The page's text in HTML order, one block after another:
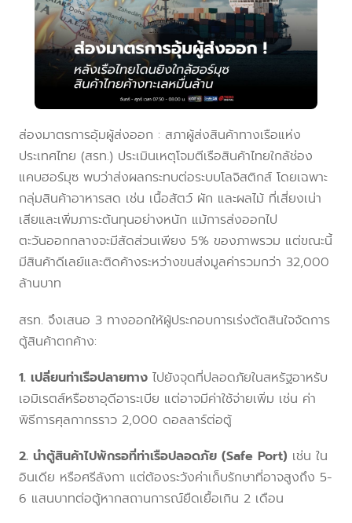
ส่องมาตรการอุ้มผู้ส่งออก : สภาผู้ส่งสินค้าทางเรือแห่ง
ประเทศไทย (สรท.) ประเมินเหตุโจมตีเรือสินค้าไทยใกล้ช่อง
แคบฮอร์มุซ พบว่าส่งผลกระทบต่อระบบโลจิสติกส์ โดยเฉพาะ
กลุ่มสินค้าอาหารสด เช่น เนื้อสัตว์ ผัก และผลไม้ ที่เสี่ยงเน่า
เสียและเพิ่มภาระต้นทุนอย่างหนัก แม้การส่งออกไป
ตะวันออกกลางจะมีสัดส่วนเพียง 5% ของภาพรวม แต่ขณะนี้
มีสินค้าดีเลย์และติดค้างระหว่างขนส่งมูลค่ารวมกว่า 32,000
ล้านบาท
สรท. จึงเสนอ 3 ทางออกให้ผู้ประกอบการเร่งตัดสินใจจัดการ
ตู้สินค้าตกค้าง:
1. เปลี่ยนท่าเรือปลายทาง ไปยังจุดที่ปลอดภัยในสหรัฐอาหรับ
เอมิเรตส์หรือซาอุดีอาระเบีย แต่อาจมีค่าใช้จ่ายเพิ่ม เช่น ค่า
พิธีการศุลกากรราว 2,000 ดอลลาร์ต่อตู้
2. นำตู้สินค้าไปพักรอที่ท่าเรือปลอดภัย (Safe Port) เช่น ใน
อินเดีย หรือศรีลังกา แต่ต้องระวังค่าเก็บรักษาที่อาจสูงถึง 5-
6 แสนบาทต่อตู้หากสถานการณ์ยืดเยื้อเกิน 2 เดือน